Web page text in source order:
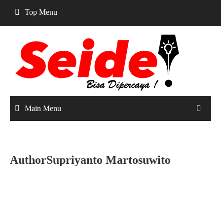
content
Top Menu
Main Menu
AuthorSupriyanto Martosuwito